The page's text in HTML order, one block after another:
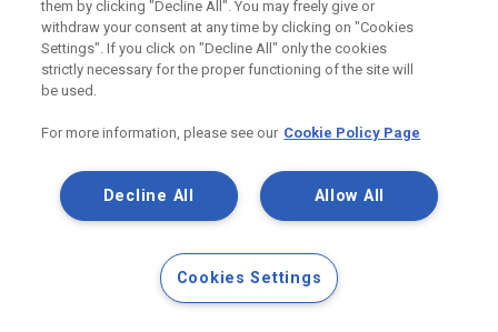
them by clicking "Decline All". You may freely give or
withdraw your consent at any time by clicking on "Cookies
Settings". If you click on "Decline All" only the cookies
strictly necessary for the proper functioning of the site will
be used.
For more information, please see our Cookie Policy Page
Allow All
Decline All
Cookies Settings